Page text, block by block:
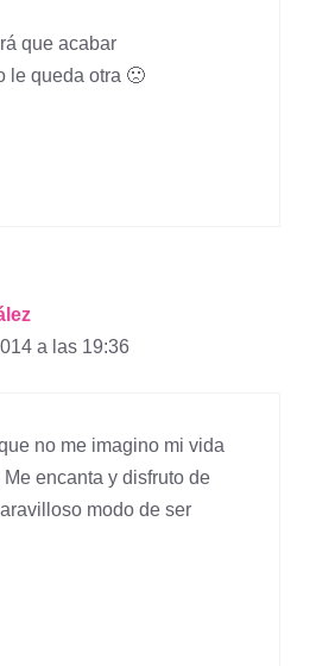
que acabar
queda otra 🙁
a las 19:36
no me imagino mi vida
encanta y disfruto de
modo de ser